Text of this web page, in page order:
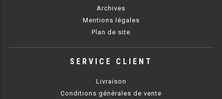
CONGÉLATEURS HORIZONTAUX
ARMOIRE À BOISSONS
VITRINE À BOISSONS
Archives
Mentions légales
Plan de site
SERVICE CLIENT
Livraison
Conditions générales de vente